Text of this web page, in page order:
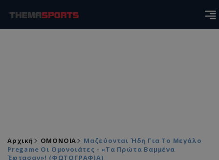
Αρχική ΟΜΟΝΟΙΑ
Μαζεύονται Ήδη Για Το Μεγάλο
Pregame Οι Ομονοιάτες - «Τα Πρώτα Βαμμένα
Έφτασαν»! (ΦΩΤΟΓΡΑΦΙΑ)